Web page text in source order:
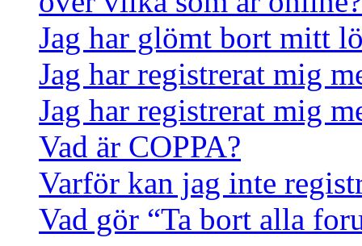
Jag har glömt bort mitt
Jag har registrerat mig
Jag har registrerat mig
Vad är COPPA?
Varför kan jag inte
Vad gör “Ta bort alla